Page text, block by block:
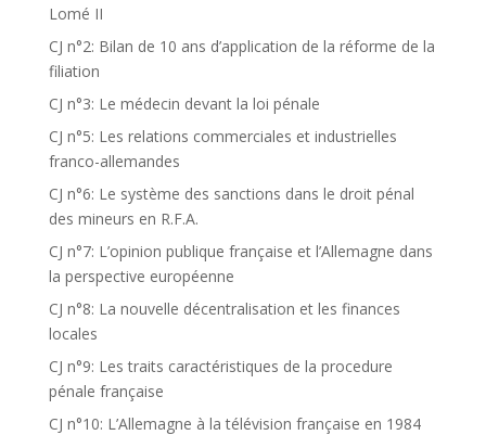
Lomé II
CJ n°2: Bilan de 10 ans d’application de la réforme de la
filiation
CJ n°3: Le médecin devant la loi pénale
CJ n°5: Les relations commerciales et industrielles
franco-allemandes
CJ n°6: Le système des sanctions dans le droit pénal
des mineurs en R.F.A.
CJ n°7: L’opinion publique française et l’Allemagne dans
la perspective européenne
CJ n°8: La nouvelle décentralisation et les finances
locales
CJ n°9: Les traits caractéristiques de la procedure
pénale française
CJ n°10: L’Allemagne à la télévision française en 1984